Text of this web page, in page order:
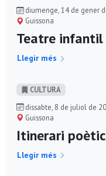
diumenge, 14 de gener
Guissona
Teatre infantil
Llegir més
CULTURA
dissabte, 8 de juliol de
Guissona
Itinerari
Llegir més